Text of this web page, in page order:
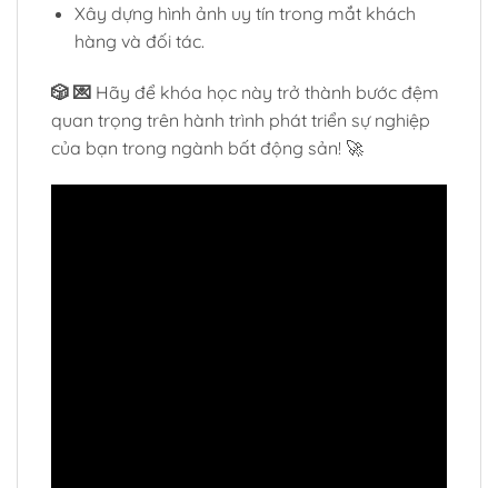
Xây dựng hình ảnh uy tín trong mắt khách
hàng và đối tác.
🎲 💌 Hãy để khóa học này trở thành bước đệm
quan trọng trên hành trình phát triển sự nghiệp
của bạn trong ngành bất động sản! 🚀